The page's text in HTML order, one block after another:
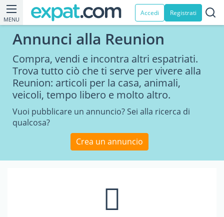
MENU
Accedi Registrati
Annunci alla Reunion
Compra, vendi e incontra altri espatriati.
Trova tutto ciò che ti serve per vivere alla
Reunion: articoli per la casa, animali,
veicoli, tempo libero e molto altro.
Vuoi pubblicare un annuncio? Sei alla ricerca di
qualcosa?
Crea un annuncio